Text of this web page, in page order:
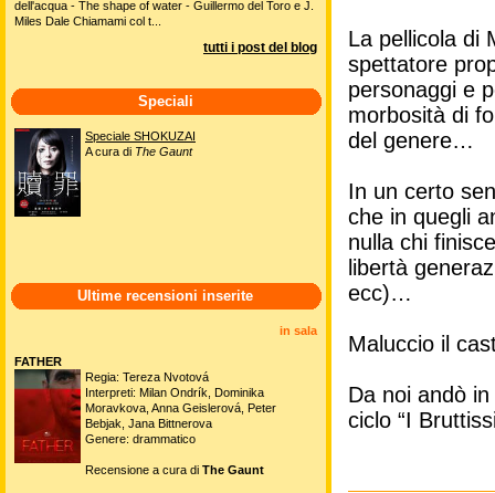
La pellicola di
spettatore
personaggi e
morbosità di
del genere…
In un certo
che in quegli
nulla chi
libertà
ecc)…
Maluccio il
Da noi andò
ciclo “I
dell'acqua - The shape of water - Guillermo del Toro e J.
Miles Dale Chiamami col t...
tutti i post del blog
Speciali
Speciale SHOKUZAI
A cura di The Gaunt
Ultime recensioni inserite
in sala
FATHER
Regia: Tereza Nvotová
Interpreti: Milan Ondrík, Dominika
Moravkova, Anna Geislerová, Peter
Bebjak, Jana Bittnerova
Genere: drammatico
Recensione a cura di The Gaunt